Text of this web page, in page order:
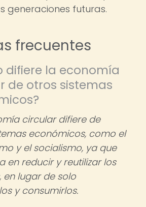
generaciones futuras.
frecuentes
difiere la economía
de otros sistemas
circular difiere de
económicos, como el
y el socialismo, ya que
en reducir y reutilizar los
en lugar de solo
y consumirlos.